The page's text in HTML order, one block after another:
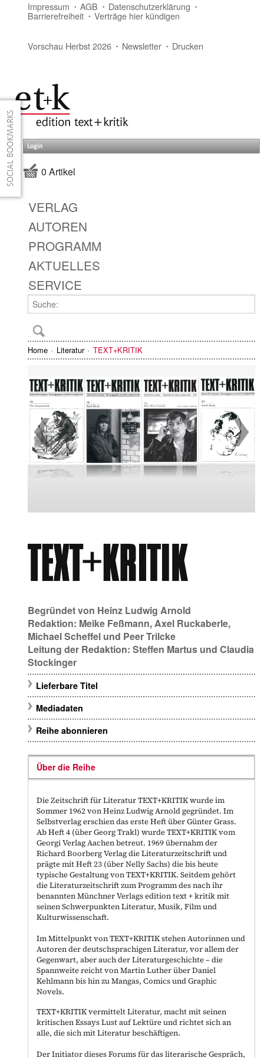
Impressum AGB Datenschutzerklärung
Barrierefreiheit Verträge hier kündigen
Vorschau Herbst 2026 Newsletter Drucken
Login
0 Artikel
VERLAG
AUTOREN
PROGRAMM
AKTUELLES
SERVICE
Home Literatur TEXT+KRITIK
Begründet von Heinz Ludwig Arnold
Redaktion: Meike Feßmann,Axel Ruckaberle,
Michael Scheffel und Peer Trilcke
Leitung der Redaktion: Steffen Martus und Claudia
Stockinger
Lieferbare Titel
Mediadaten
Reihe abonnieren
Über die Reihe
Die Zeitschrift für Literatur TEXT+KRITIK wurde im
Sommer 1962 von Heinz Ludwig Arnold gegründet. Im
Selbstverlag erschien das erste Heft über Günter Grass.
Ab Heft 4 (über Georg Trakl) wurde TEXT+KRITIK vom
Georgi Verlag Aachen betreut. 1969 übernahm der
Richard Boorberg Verlag die Literaturzeitschrift und
prägte mit Heft 23 (über Nelly Sachs) die bis heute
typische Gestaltung von TEXT+KRITIK. Seitdem gehört
die Literaturzeitschrift zum Programm des nach ihr
benannten Münchner Verlags edition text + kritik mit
seinen Schwerpunkten Literatur, Musik, Film und
Kulturwissenschaft.
Im Mittelpunkt von TEXT+KRITIK stehen Autorinnen und
Autoren der deutschsprachigen Literatur, vor allem der
Gegenwart, aber auch der Literaturgeschichte – die
Spannweite reicht von Martin Luther über Daniel
Kehlmann bis hin zu Mangas, Comics und Graphic
Novels.
TEXT+KRITIK vermittelt Literatur, macht mit seinen
kritischen Essays Lust auf Lektüre und richtet sich an
alle, die sich mit Literatur beschäftigen.
Der Initiator dieses Forums für das literarische Gespräch,